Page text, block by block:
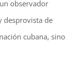
observador
desprovista de
cubana, sino